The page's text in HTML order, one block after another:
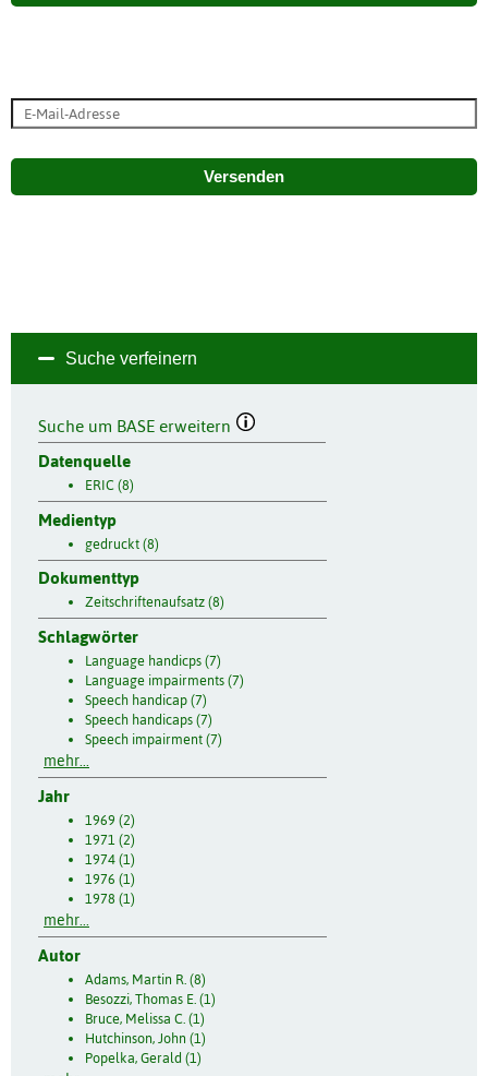
Versenden
Suche verfeinern
Suche um BASE erweitern
Datenquelle
ERIC (8)
Medientyp
gedruckt (8)
Dokumenttyp
Zeitschriftenaufsatz (8)
Schlagwörter
Language handicps (7)
Language impairments (7)
Speech handicap (7)
Speech handicaps (7)
Speech impairment (7)
mehr...
Jahr
1969 (2)
1971 (2)
1974 (1)
1976 (1)
1978 (1)
mehr...
Autor
Adams, Martin R. (8)
Besozzi, Thomas E. (1)
Bruce, Melissa C. (1)
Hutchinson, John (1)
Popelka, Gerald (1)